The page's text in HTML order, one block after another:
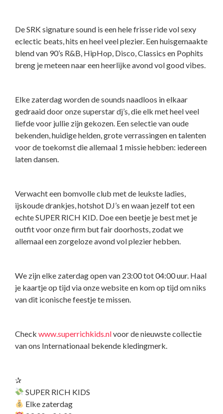
De SRK signature sound is een hele frisse ride vol sexy
eclectic beats, hits en heel veel plezier. Een huisgemaakte
blend van 90’s R&B, HipHop, Disco, Classics en Pophits
breng je meteen naar een heerlijke avond vol good vibes.
Elke zaterdag worden de sounds naadloos in elkaar
gedraaid door onze superstar dj’s, die elk met heel veel
liefde voor jullie zijn gekozen. Een selectie van oude
bekenden, huidige helden, grote verrassingen en talenten
voor de toekomst die allemaal 1 missie hebben: iedereen
laten dansen.
Verwacht een bomvolle club met de leukste ladies,
ijskoude drankjes, hotshot DJ’s en waan jezelf tot een
echte SUPER RICH KID. Doe een beetje je best met je
outfit voor onze firm but fair doorhosts, zodat we
allemaal een zorgeloze avond vol plezier hebben.
We zijn elke zaterdag open van 23:00 tot 04:00 uur. Haal
je kaartje op tijd via onze website en kom op tijd om niks
van dit iconische feestje te missen.
Check www.superrichkids.nlvoor de nieuwste collectie
van ons Internationaal bekende kledingmerk.
✰
SUPER RICH KIDS
Elke zaterdag